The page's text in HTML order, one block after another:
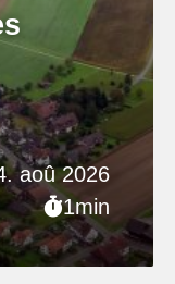
aoû 2026
1min